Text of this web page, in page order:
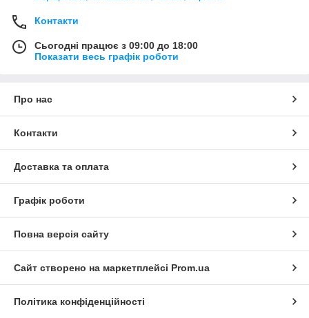
Контакти
Сьогодні працює з 09:00 до 18:00
Показати весь графік роботи
Про нас
Контакти
Доставка та оплата
Графік роботи
Повна версія сайту
Сайт створено на маркетплейсі Prom.ua
Політика конфіденційності